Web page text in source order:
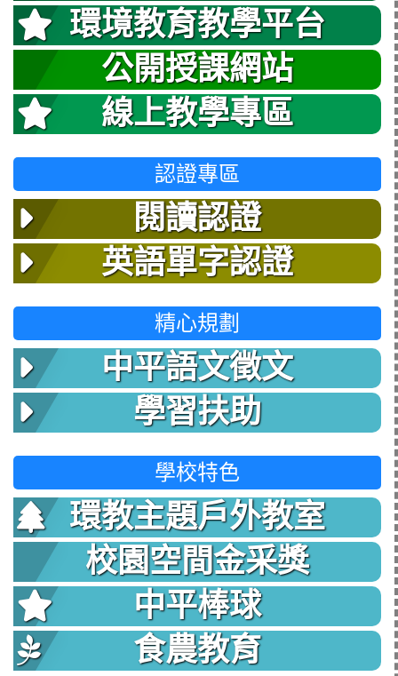
環境教育教學平台
公開授課網站
線上教學專區
認證專區
閱讀認證
英語單字認證
精心規劃
中平語文徵文
學習扶助
學校特色
環教主題戶外教室
校園空間金采獎
中平棒球
食農教育